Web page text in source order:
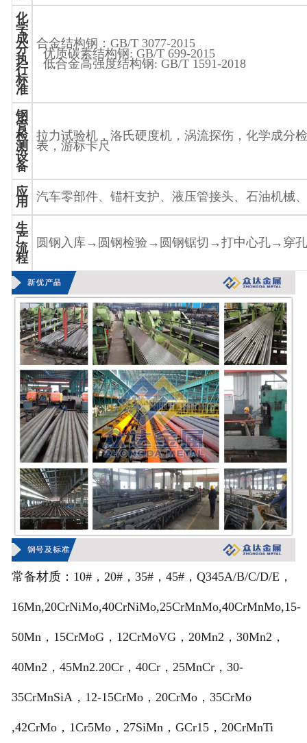
化
学
成
分
执
行
标
准
合金结构钢： GB/T 3077-2015
优质碳素结构钢: GB/T 699-2015
低合金高强度结构钢: GB/T 1591-2018
钢
管
检
测
设
备
拉力试验机，洛氏硬度机，涡流探伤，化学成分
表，游标卡尺
应
用 汽车零部件、锚杆支护、液压管接头、石油机械
生
产
流
程
圆钢入库→ 圆钢检验 → 圆钢锯切 →打中心孔→ 穿孔
常备材质：10#，20#，35#，45#，Q345A/B/C/D/E，
16Mn,20CrNiMo,40CrNiMo,25CrMnMo,40CrMnMo,15-
50Mn，15CrMoG，12CrMoVG，20Mn2，30Mn2，
40Mn2，45Mn2.20Cr，40Cr，25MnCr，30-
35CrMnSiA，12-15CrMo，20CrMo，35CrMo
,42CrMo，1Cr5Mo，27SiMn，GCr15，20CrMnTi